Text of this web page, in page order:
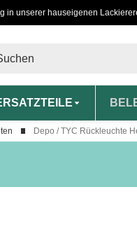
in unserer hauseigenen
Depo / TYC Rückleuchte